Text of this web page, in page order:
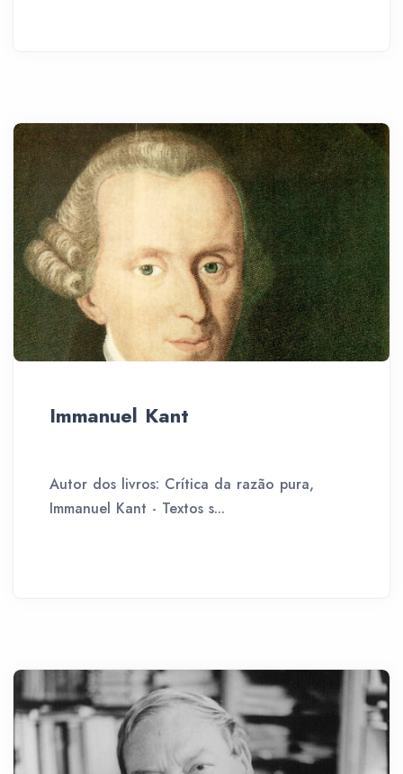
Immanuel Kant
Autor dos livros: Crítica da razão pura,
Immanuel Kant - Textos s...